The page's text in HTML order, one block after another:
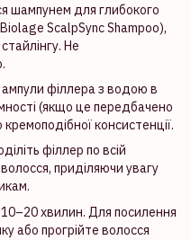
шампунем для глибокого
ScalpSync Shampoo),
Не
ампули філлера з водою в
(якщо це передбачено
консистенції.
філлер по всій
приділяючи увагу
хвилин. Для посилення
або прогрійте волосся